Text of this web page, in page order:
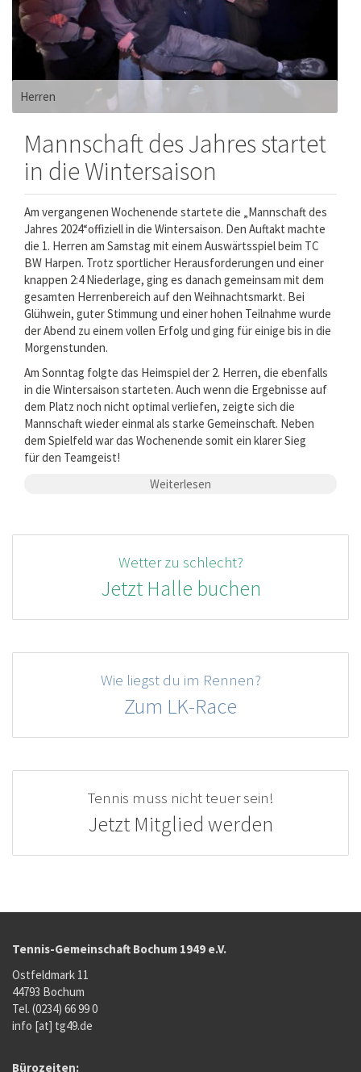
Herren
Mannschaft des Jahres startet
in die Wintersaison
Am vergangenen Wochenende startete die „Mannschaft des
Jahres 2024“offiziell in die Wintersaison. Den Auftakt machte
die 1. Herren am Samstag mit einem Auswärtsspiel beim TC
BW Harpen. Trotz sportlicher Herausforderungen und einer
knappen 2:4 Niederlage, ging es danach gemeinsam mit dem
gesamten Herrenbereich auf den Weihnachtsmarkt. Bei
Glühwein, guter Stimmung und einer hohen Teilnahme wurde
der Abend zu einem vollen Erfolg und ging für einige bis in die
Morgenstunden.
Am Sonntag folgte das Heimspiel der 2. Herren, die ebenfalls
in die Wintersaison starteten. Auch wenn die Ergebnisse auf
dem Platz noch nicht optimal verliefen, zeigte sich die
Mannschaft wieder einmal als starke Gemeinschaft. Neben
dem Spielfeld war das Wochenende somit ein klarer Sieg
für den Teamgeist!
Weiterlesen
Wetter zu schlecht?
Jetzt Halle buchen
Wie liegst du im Rennen?
Zum LK-Race
Tennis muss nicht teuer sein!
Jetzt Mitglied werden
Tennis-Gemeinschaft Bochum 1949 e.V.
Ostfeldmark 11
44793 Bochum
Tel. (0234) 66 99 0
info [at] tg49.de
Bürozeiten: